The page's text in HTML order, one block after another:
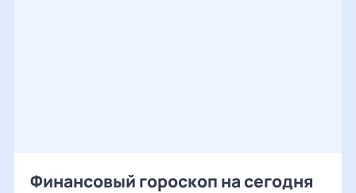
Финансовый гороскоп на сегодня